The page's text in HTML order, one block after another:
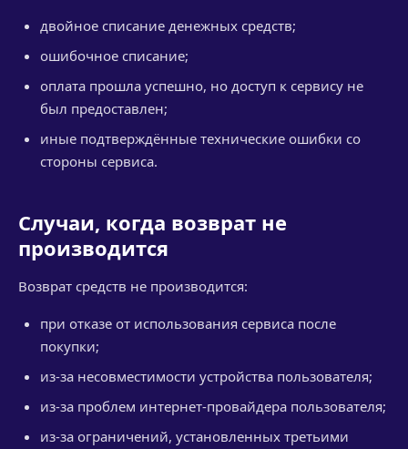
двойное списание денежных средств;
ошибочное списание;
оплата прошла успешно, но доступ к сервису не
был предоставлен;
иные подтверждённые технические ошибки со
стороны сервиса.
Случаи, когда возврат не
производится
Возврат средств не производится:
при отказе от использования сервиса после
покупки;
из-за несовместимости устройства пользователя;
из-за проблем интернет-провайдера пользователя;
из-за ограничений, установленных третьими